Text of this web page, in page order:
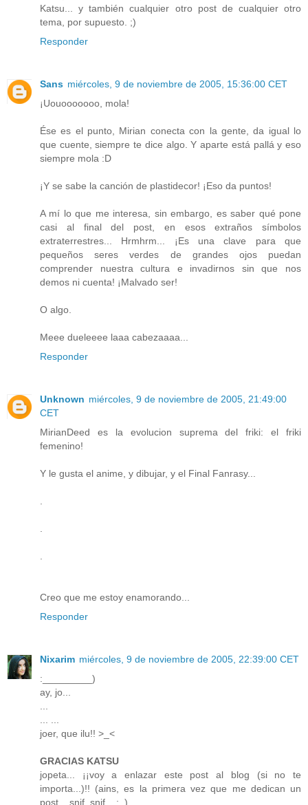
Katsu... y también cualquier otro post de cualquier otro
tema, por supuesto. ;)
Responder
Sans miércoles, 9 de noviembre de 2005, 15:36:00 CET
¡Uouooooooo, mola!
Ése es el punto, Mirian conecta con la gente, da igual lo
que cuente, siempre te dice algo. Y aparte está pallá y eso
siempre mola :D
¡Y se sabe la canción de plastidecor! ¡Eso da puntos!
A mí lo que me interesa, sin embargo, es saber qué pone
casi al final del post, en esos extraños símbolos
extraterrestres... Hrmhrm... ¡Es una clave para que
pequeños seres verdes de grandes ojos puedan
comprender nuestra cultura e invadirnos sin que nos
demos ni cuenta! ¡Malvado ser!
O algo.
Meee dueleeee laaa cabezaaaa...
Responder
Unknown miércoles, 9 de noviembre de 2005, 21:49:00
CET
MirianDeed es la evolucion suprema del friki: el friki
femenino!
Y le gusta el anime, y dibujar, y el Final Fanrasy...
Creo que me estoy enamorando...
Responder
Nixarim miércoles, 9 de noviembre de 2005, 22:39:00 CET
:_________)
ay, jo...
joer, que ilu!! >_<
GRACIAS KATSU
jopeta... ¡¡voy a enlazar este post al blog (si no te
importa...)!! (ains, es la primera vez que me dedican un
post... snif, snif... :_)